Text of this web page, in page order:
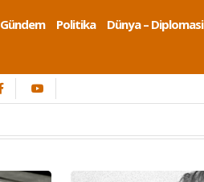
Gündem Politika Dünya – Diplomasi